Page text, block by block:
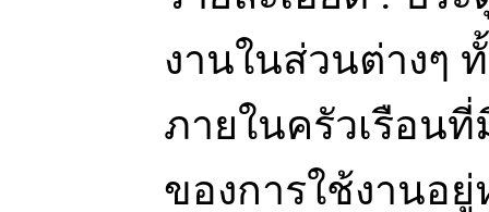
งานในส่วนต่างๆ
ภายในครัวเรือน
ของการใช้งานอยู่